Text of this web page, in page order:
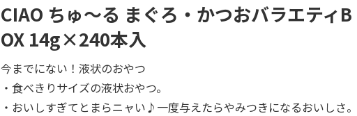
CIAO ちゅ～る まぐろ・かつおバラエティB
OX 14g×240本入
今までにない！液状のおやつ
・食べきりサイズの液状おやつ。
・おいしすぎてとまらニャい♪一度与えたらやみつきになるおいしさ。